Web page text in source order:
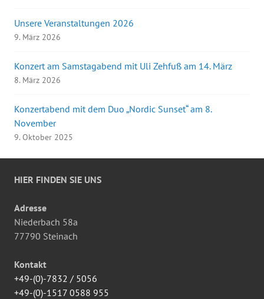
Unsere Veranstaltungen 2026
9. März 2026
Konzert am Samstagabend mit Uli Zehfuß am 14. März
8. März 2026
Konzertabend mit dem Duo „Nordic Sunset“ am 8.
November
9. Oktober 2025
HIER FINDEN SIE UNS
Adresse
Niederbach 58a
77790 Steinach
Kontakt
+49-(0)-7832 / 5056
+49-(0)-1517 0588 955